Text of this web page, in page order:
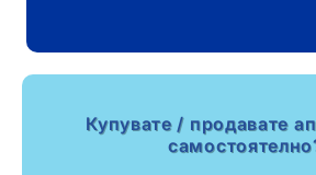
Купувате / продавате